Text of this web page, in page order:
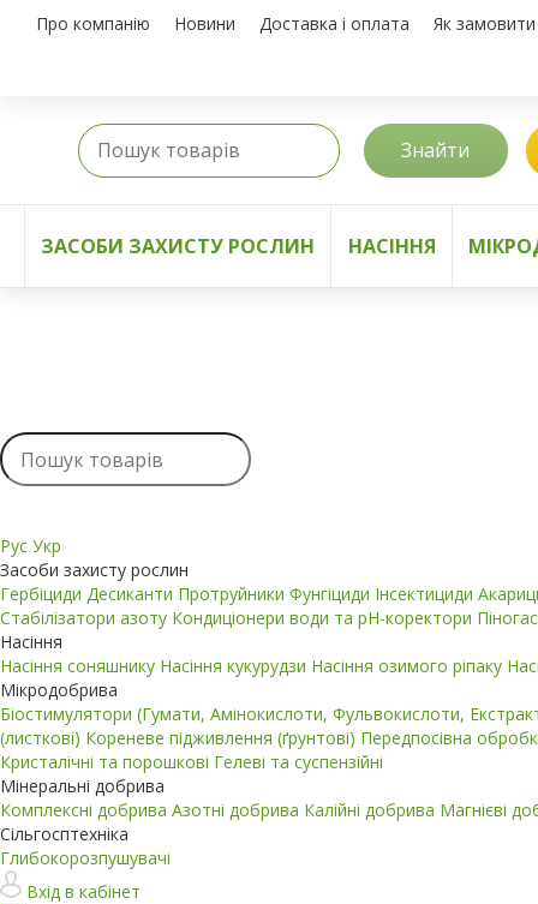
Про компанію Новини Доставка і оплата Як замовити
Знайти
ЗАСОБИ ЗАХИСТУ РОСЛИН НАСІННЯ
Рус Укр
Засоби захисту рослин
Гербіциди Десиканти Протруйники Фунгіциди Інсектициди
Стабілізатори азоту Кондиціонери води та pH-коректори
Насіння
Насіння соняшнику Насіння кукурудзи Насіння озимого ріпаку
Мікродобрива
Біостимулятори (Гумати, Амінокислоти, Фульвокислоти,
(листкові) Кореневе підживлення (ґрунтові) Передпосівна
Кристалічні та порошкові Гелеві та суспензійні
Мінеральні добрива
Комплексні добрива Азотні добрива Калійні добрива Магнієві
Сільгосптехніка
Глибокорозпушувачі
Вхід в кабінет